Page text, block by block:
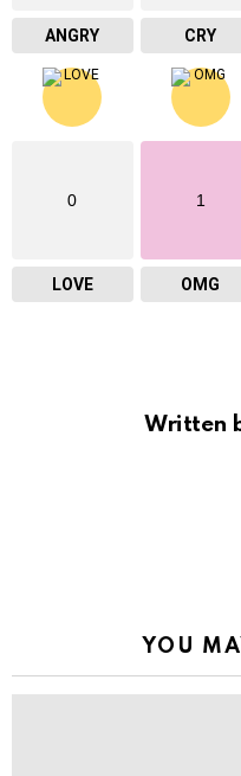
ANGRY CRY
0
LOVE
1
OMG
Written
YOU